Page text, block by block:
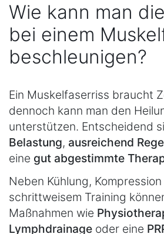
Wie kann man
bei einem
beschleunigen?
Ein Muskelfaserriss braucht
dennoch kann man den
unterstützen. Entscheidend
Belastung, ausreichend
eine gut abgestimmte
Neben Kühlung, Kompression
schrittweisem Training
Maßnahmen wie
Lymphdrainage oder eine